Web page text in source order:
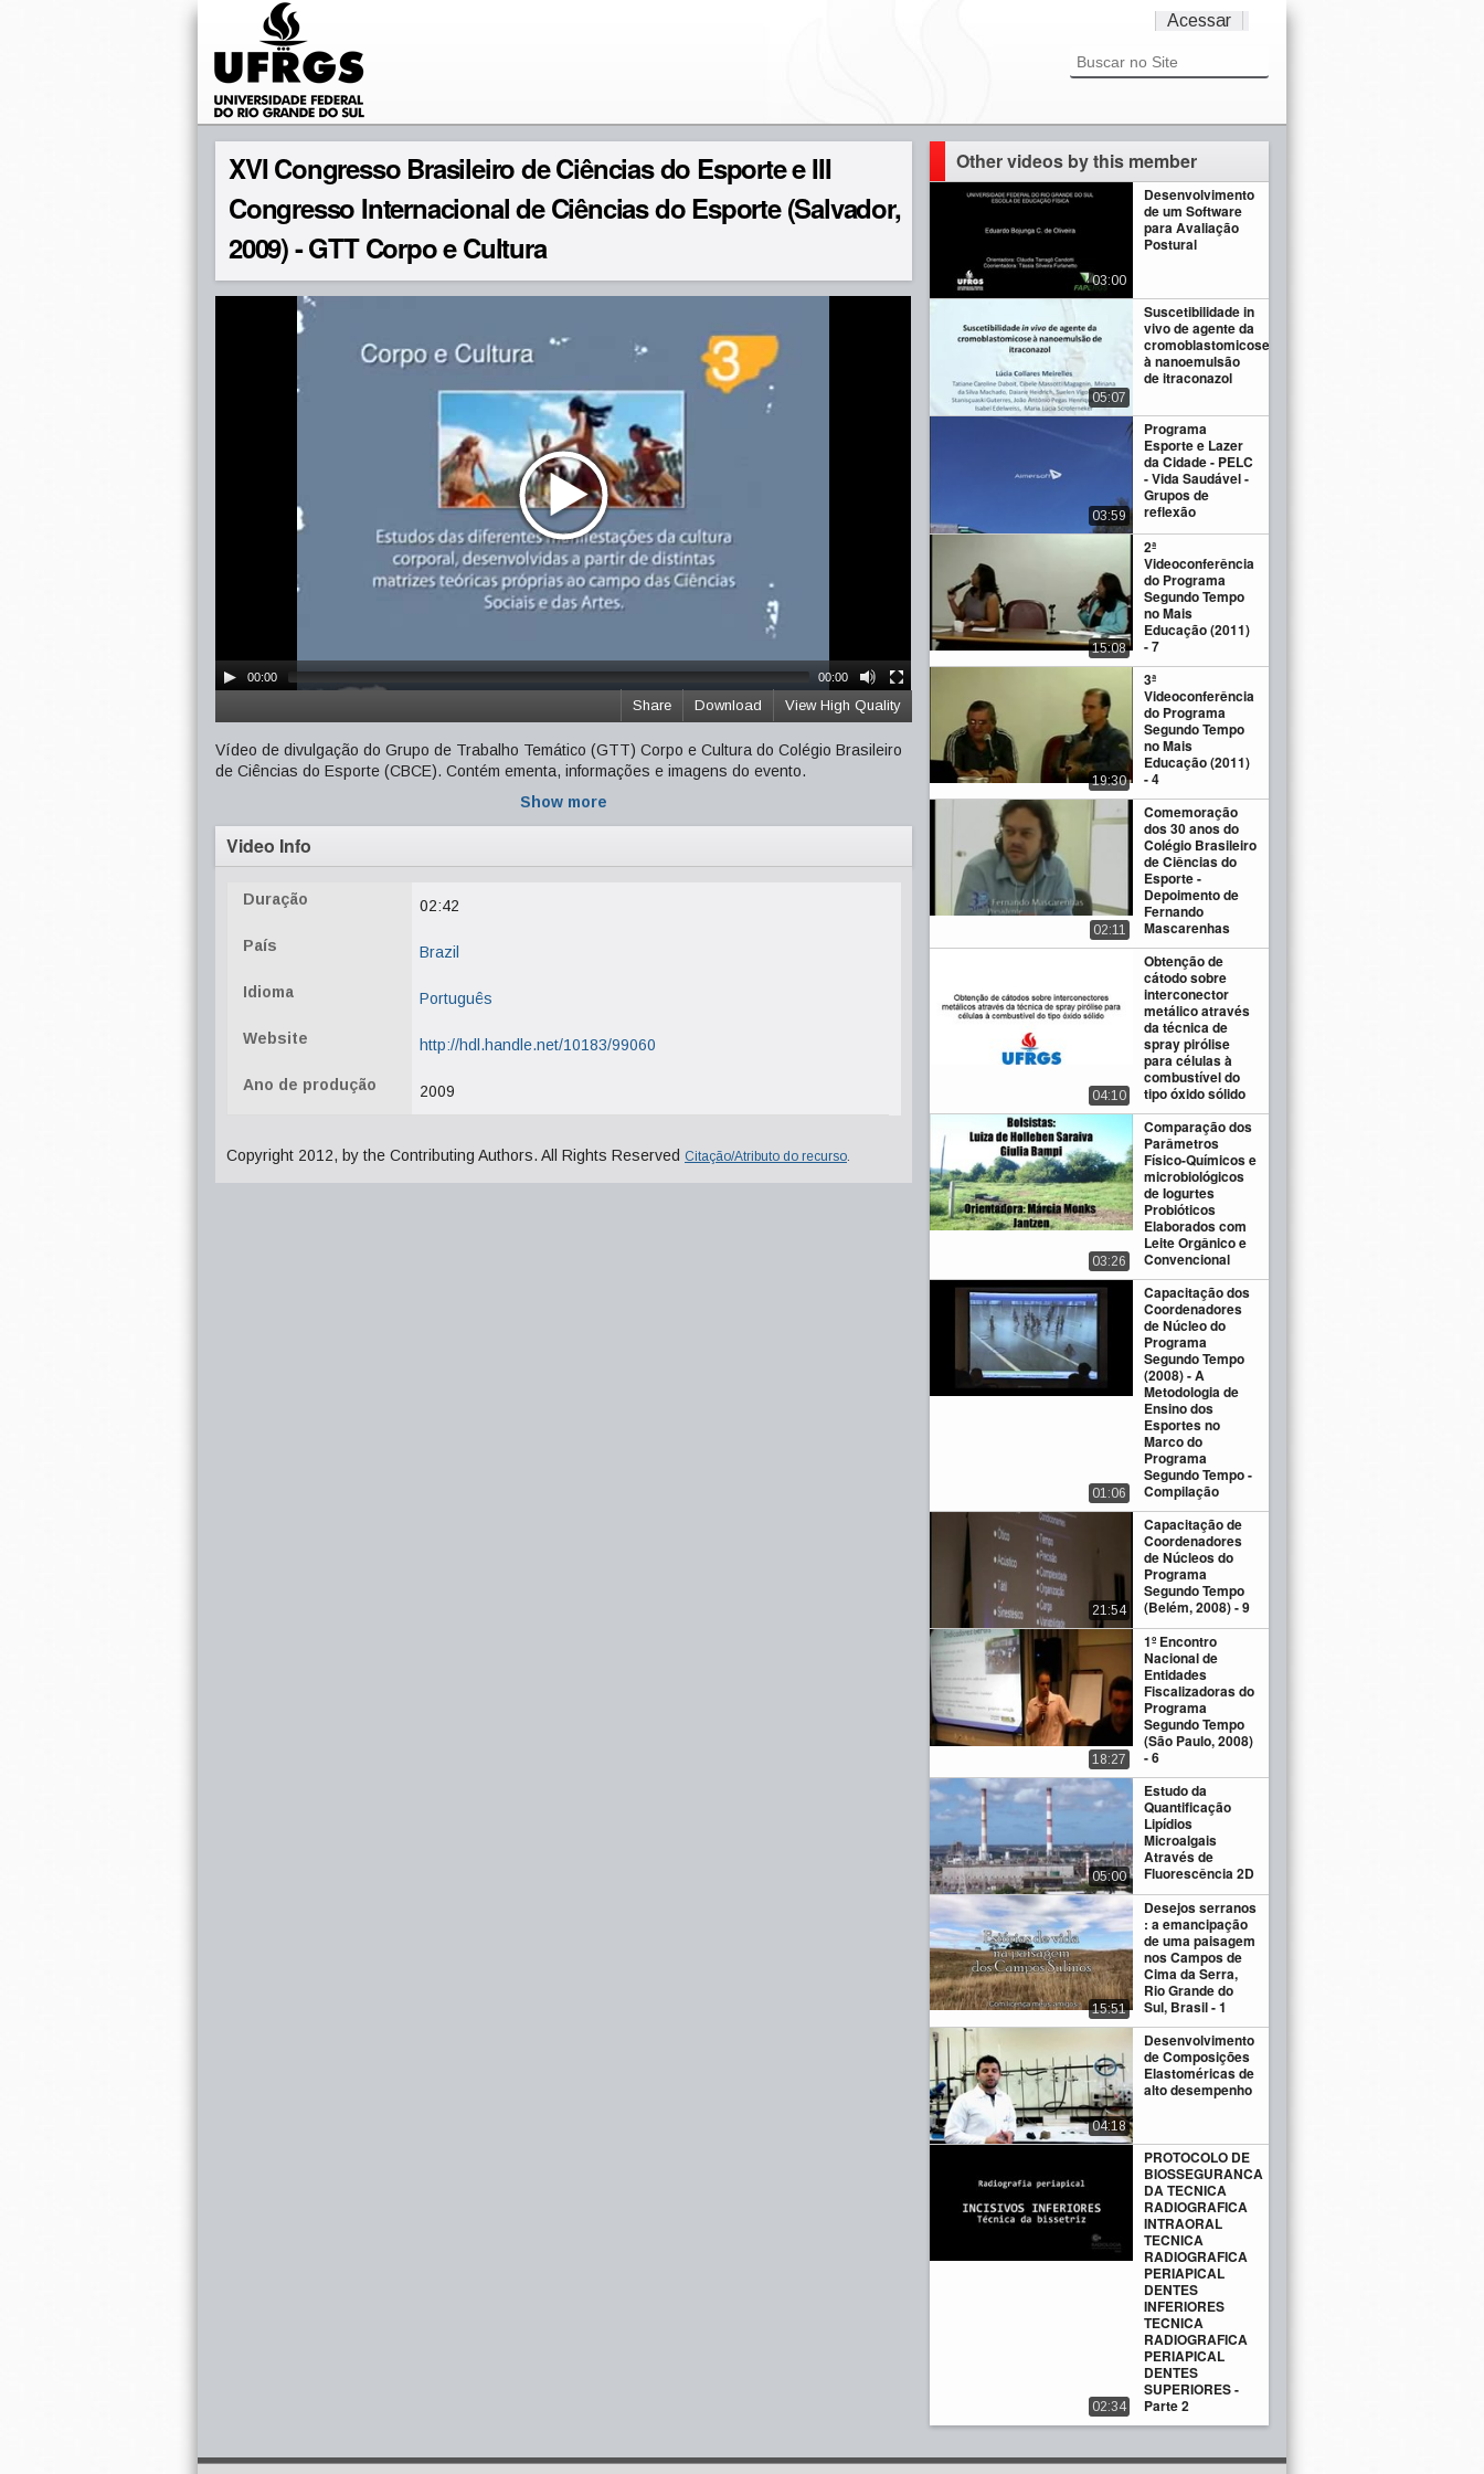
Acessar
XVI Congresso Brasileiro de Ciências do Esporte e III
Congresso Internacional de Ciências do Esporte (Salvador,
2009) - GTT Corpo e Cultura
00:00 00:00
View High Quality
Download
Share
Vídeo de divulgação do Grupo de Trabalho Temático (GTT) Corpo e Cultura do Colégio Brasileiro
de Ciências do Esporte (CBCE). Contém ementa, informações e imagens do evento.
Show more
Video Info
Duração 02:42
País Brazil
Idioma Português
Website http://hdl.handle.net/10183/99060
Ano de produção 2009
Copyright 2012, by the Contributing Authors. All Rights Reserved Citação/Atributo do recurso.
Other videos by this member
Desenvolvimento
de um Software
para Avaliação
Postural
03:00
Suscetibilidade in
vivo de agente da
cromoblastomicose
à nanoemulsão
de itraconazol
05:07
Programa
Esporte e Lazer
da Cidade - PELC
- Vida Saudável -
Grupos de
reflexão
03:59
2ª
Videoconferência
do Programa
Segundo Tempo
no Mais
Educação (2011)
- 7
15:08
3ª
Videoconferência
do Programa
Segundo Tempo
no Mais
Educação (2011)
- 4
19:30
Comemoração
dos 30 anos do
Colégio Brasileiro
de Ciências do
Esporte -
Depoimento de
Fernando
Mascarenhas
02:11
Obtenção de
cátodo sobre
interconector
metálico através
da técnica de
spray pirólise
para células à
combustível do
tipo óxido sólido
04:10
Comparação dos
Parâmetros
Físico-Químicos e
microbiológicos
de Iogurtes
Probióticos
Elaborados com
Leite Orgânico e
Convencional
03:26
Capacitação dos
Coordenadores
de Núcleo do
Programa
Segundo Tempo
(2008) - A
Metodologia de
Ensino dos
Esportes no
Marco do
Programa
Segundo Tempo -
Compilação
01:06
Capacitação de
Coordenadores
de Núcleos do
Programa
Segundo Tempo
(Belém, 2008) - 9
21:54
1º Encontro
Nacional de
Entidades
Fiscalizadoras do
Programa
Segundo Tempo
(São Paulo, 2008)
- 6
18:27
Estudo da
Quantificação
Lipídios
Microalgais
Através de
Fluorescência 2D
05:00
Desejos serranos
: a emancipação
de uma paisagem
nos Campos de
Cima da Serra,
Rio Grande do
Sul, Brasil - 1
15:51
Desenvolvimento
de Composições
Elastoméricas de
alto desempenho
04:18
PROTOCOLO DE
BIOSSEGURANCA
DA TECNICA
RADIOGRAFICA
INTRAORAL
TECNICA
RADIOGRAFICA
PERIAPICAL
DENTES
INFERIORES
TECNICA
RADIOGRAFICA
PERIAPICAL
DENTES
SUPERIORES -
Parte 2
02:34